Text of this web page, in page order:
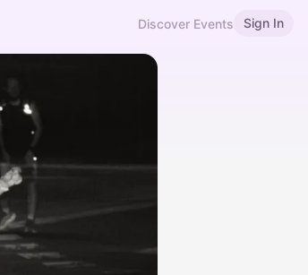
Discover Events Sign In